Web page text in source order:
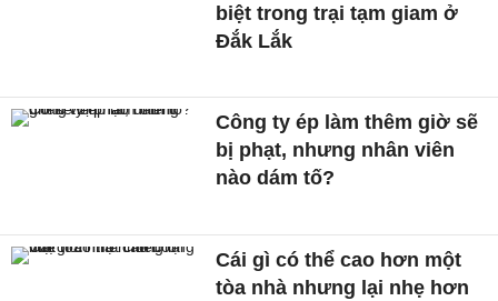
biệt trong trại tạm giam ở
Đắk Lắk
Công ty ép làm thêm giờ sẽ
bị phạt, nhưng nhân viên
nào dám tố?
Cái gì có thể cao hơn một
tòa nhà nhưng lại nhẹ hơn